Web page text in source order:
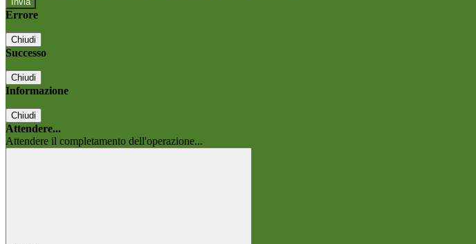
Errore
Chiudi
Successo
Chiudi
Informazione
Chiudi
Attendere...
Attendere il completamento dell'operazione...